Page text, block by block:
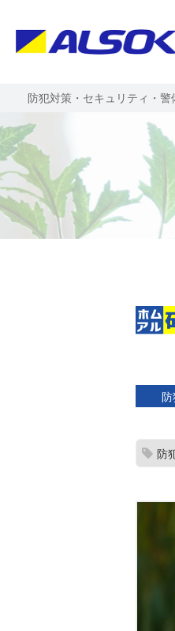
防犯対策・セキュリティ・
防